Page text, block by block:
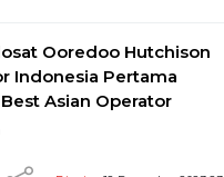
Ooredoo Hutchison
Indonesia Pertama
Asian Operator